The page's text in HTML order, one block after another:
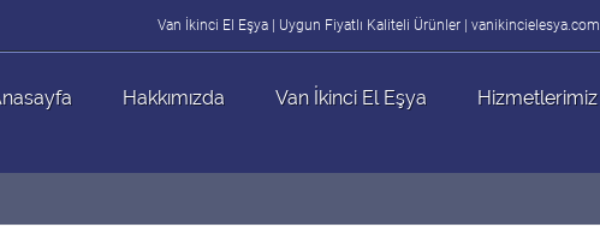
Van İkinci El Eşya | Uygun Fiyatlı Kaliteli Ürünler | vanikincielesya.com
Hakkımızda Van İkinci El Eşya Hizmetlerimiz